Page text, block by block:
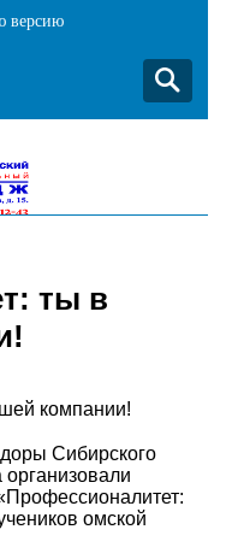
версию
ты в
компании!
Сибирского
омской